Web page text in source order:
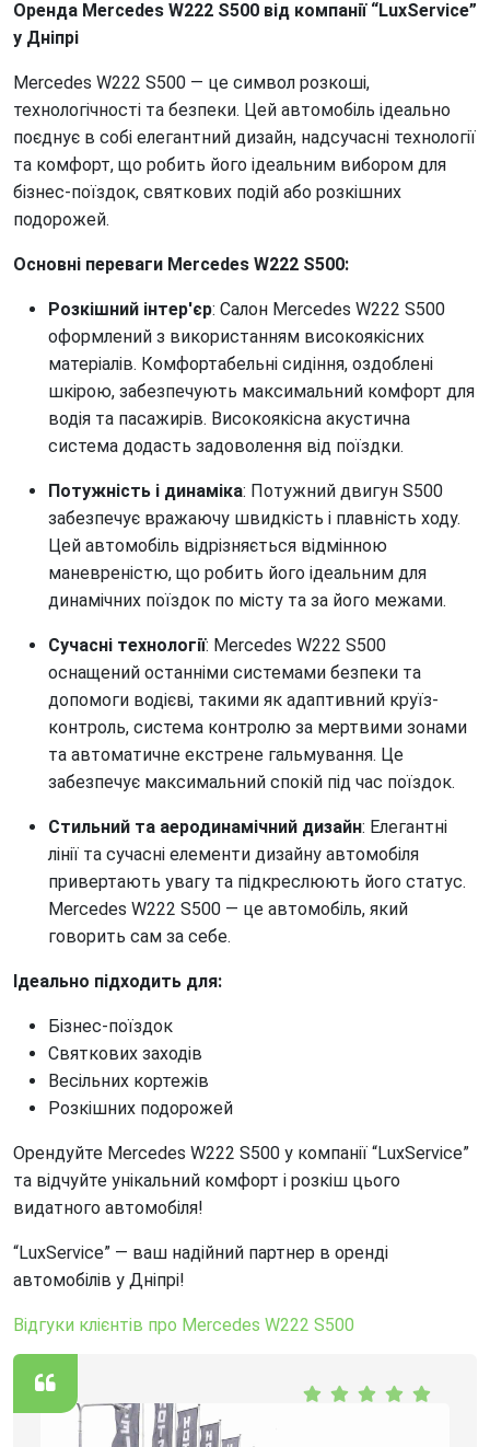
Оренда Mercedes W222 S500 від компанії “LuxService”
у Дніпрі
Mercedes W222 S500 — це символ розкоші,
технологічності та безпеки. Цей автомобіль ідеально
поєднує в собі елегантний дизайн, надсучасні технології
та комфорт, що робить його ідеальним вибором для
бізнес-поїздок, святкових подій або розкішних
подорожей.
Основні переваги Mercedes W222 S500:
Розкішний інтер'єр: Салон Mercedes W222 S500
оформлений з використанням високоякісних
матеріалів. Комфортабельні сидіння, оздоблені
шкірою, забезпечують максимальний комфорт для
водія та пасажирів. Високоякісна акустична
система додасть задоволення від поїздки.
Потужність і динаміка: Потужний двигун S500
забезпечує вражаючу швидкість і плавність ходу.
Цей автомобіль відрізняється відмінною
маневреністю, що робить його ідеальним для
динамічних поїздок по місту та за його межами.
Сучасні технології: Mercedes W222 S500
оснащений останніми системами безпеки та
допомоги водієві, такими як адаптивний круїз-
контроль, система контролю за мертвими зонами
та автоматичне екстрене гальмування. Це
забезпечує максимальний спокій під час поїздок.
Стильний та аеродинамічний дизайн: Елегантні
лінії та сучасні елементи дизайну автомобіля
привертають увагу та підкреслюють його статус.
Mercedes W222 S500 — це автомобіль, який
говорить сам за себе.
Ідеально підходить для:
Бізнес-поїздок
Святкових заходів
Весільних кортежів
Розкішних подорожей
Орендуйте Mercedes W222 S500 у компанії “LuxService”
та відчуйте унікальний комфорт і розкіш цього
видатного автомобіля!
“LuxService” — ваш надійний партнер в оренді
автомобілів у Дніпрі!
Відгуки клієнтів про Mercedes W222 S500